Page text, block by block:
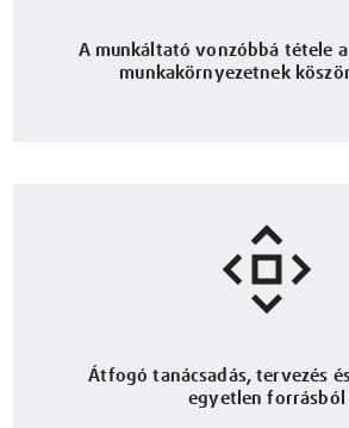
A munkáltató vonzóbbá tétele
munkakörnyezetnek
Átfogó tanácsadás, tervezés
egyetlen forrásból